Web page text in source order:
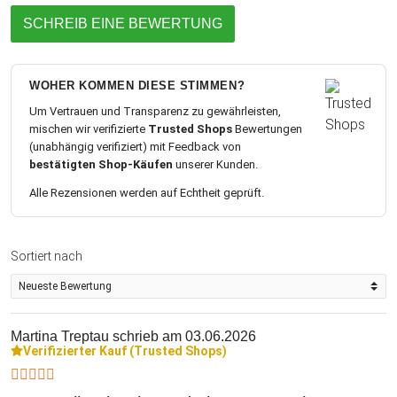
SCHREIB EINE BEWERTUNG
WOHER KOMMEN DIESE STIMMEN?
Um Vertrauen und Transparenz zu gewährleisten,
mischen wir verifizierte Trusted Shops Bewertungen
(unabhängig verifiziert) mit Feedback von
bestätigten Shop-Käufen unserer Kunden.
Alle Rezensionen werden auf Echtheit geprüft.
Sortiert nach
Martina Treptau schrieb am 03.06.2026
Verifizierter Kauf (Trusted Shops)